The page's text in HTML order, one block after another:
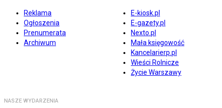
Reklama
Ogłoszenia
Prenumerata
Archiwum
E-kiosk.pl
E-gazety.pl
Nexto.pl
Mała księgowość
Kancelarierp.pl
Wieści Rolnicze
Życie Warszawy
NASZE WYDARZENIA